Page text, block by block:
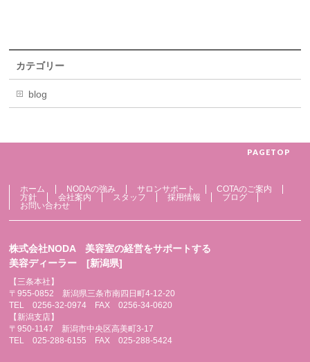
カテゴリー
blog
PAGETOP
ホーム NODAの強み サロンサポート
COTAのご案内
方針
会社案内 スタッフ 採用情報
ブログ
お問い合わせ
株式会社NODA 美容室の経営をサポートする
美容ディーラー [新潟県]
【三条本社】
〒955-0852 新潟県三条市南四日町4-12-20
TEL 0256-32-0974 FAX 0256-34-0620
【新潟支店】
〒950-1147 新潟市中央区高美町3-17
TEL 025-288-6155 FAX 025-288-5424